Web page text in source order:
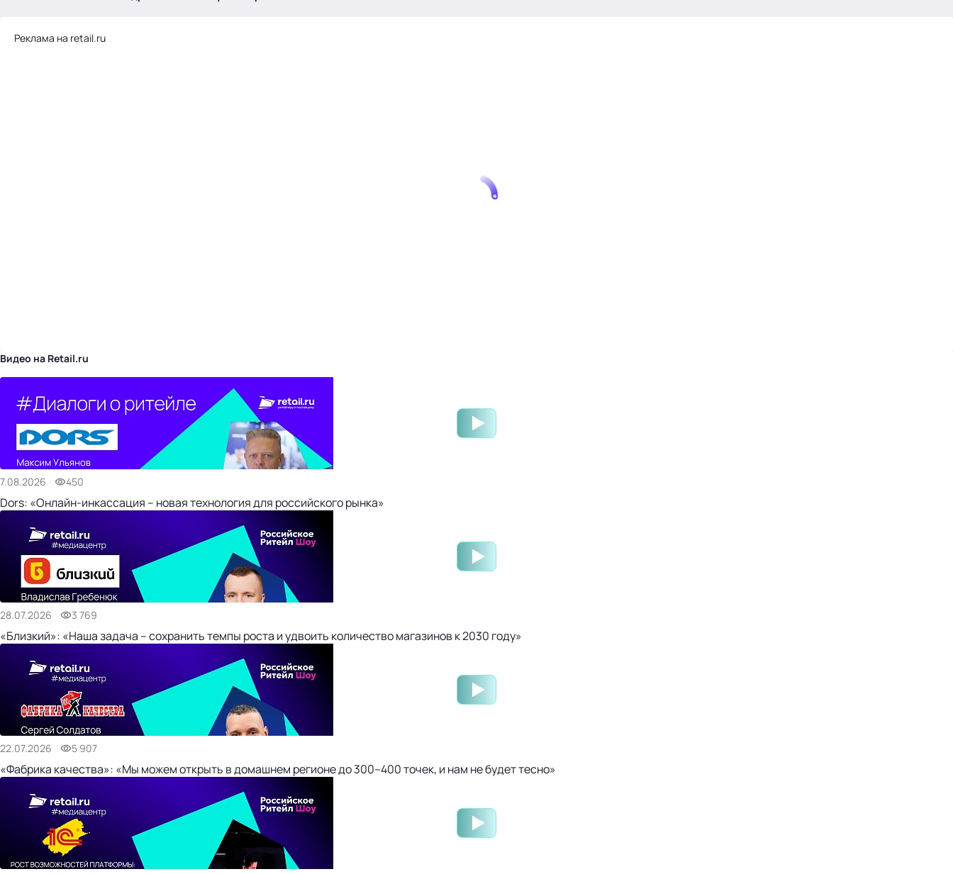
Реклама на retail.ru
Видео на Retail.ru
7.08.2026 450
Dors: «Онлайн-инкассация – новая технология для российского рынка»
28.07.2026 3 769
«Близкий»: «Наша задача – сохранить темпы роста и удвоить количество магазинов к 2030 году»
22.07.2026 5 907
«Фабрика качества»: «Мы можем открыть в домашнем регионе до 300–400 точек, и нам не будет тесно»